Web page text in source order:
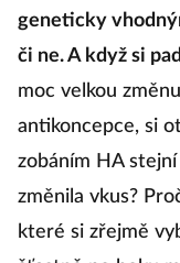
geneticky
či ne. A když si
moc velkou
antikoncepce, si
zobáním HA
změnila vkus?
které si zřejmě